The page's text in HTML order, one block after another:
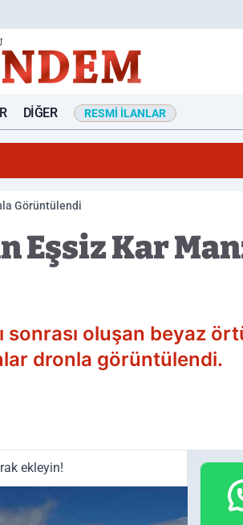
DIĞER RESMI İLANLAR
Görüntülendi
Eşsiz Kar
oluşan beyaz
dronla görüntülendi.
ekleyin!